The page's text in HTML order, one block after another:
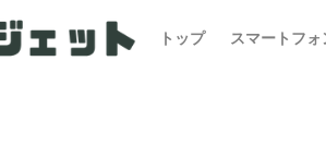
トップ スマートフォ